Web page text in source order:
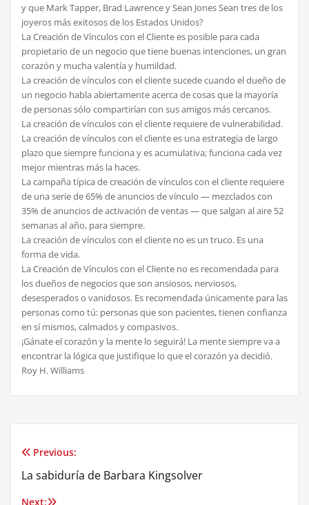
y que Mark Tapper, Brad Lawrence y Sean Jones Sean tres de los
joyeros más exitosos de los Estados Unidos?
La Creación de Vínculos con el Cliente es posible para cada
propietario de un negocio que tiene buenas intenciones, un gran
corazón y mucha valentía y humildad.
La creación de vínculos con el cliente sucede cuando el dueño de
un negocio habla abiertamente acerca de cosas que la mayoría
de personas sólo compartirían con sus amigos más cercanos.
La creación de vínculos con el cliente requiere de vulnerabilidad.
La creación de vínculos con el cliente es una estrategia de largo
plazo que siempre funciona y es acumulativa; funciona cada vez
mejor mientras más la haces.
La campaña típica de creación de vínculos con el cliente requiere
de una serie de 65% de anuncios de vínculo — mezclados con
35% de anuncios de activación de ventas — que salgan al aire 52
semanas al año, para siempre.
La creación de vínculos con el cliente no es un truco. Es una
forma de vida.
La Creación de Vínculos con el Cliente no es recomendada para
los dueños de negocios que son ansiosos, nerviosos,
desesperados o vanidosos. Es recomendada únicamente para las
personas como tú: personas que son pacientes, tienen confianza
en sí mismos, calmados y compasivos.
¡Gánate el corazón y la mente lo seguirá! La mente siempre va a
encontrar la lógica que justifique lo que el corazón ya decidió.
Roy H. Williams
Post
navigation
Previous:
La sabiduría de Barbara Kingsolver
Next: